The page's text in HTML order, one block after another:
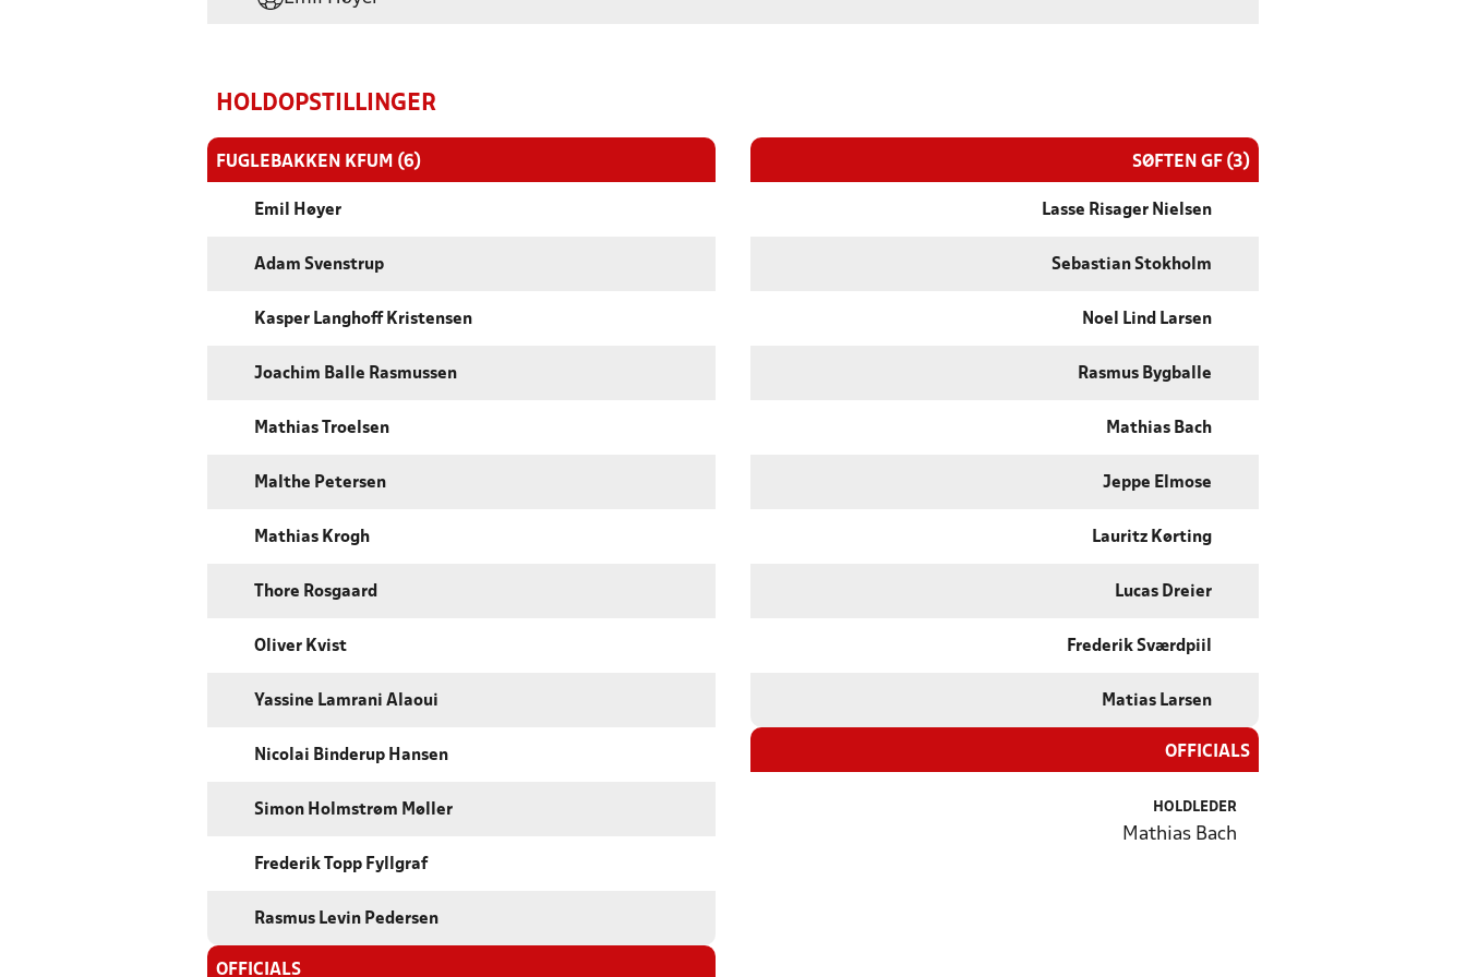
HOLDOPSTILLINGER
FUGLEBAKKEN KFUM (6)
Emil Høyer
Adam Svenstrup
Kasper Langhoff Kristensen
Joachim Balle Rasmussen
Mathias Troelsen
Malthe Petersen
Mathias Krogh
Thore Rosgaard
Oliver Kvist
Yassine Lamrani Alaoui
Nicolai Binderup Hansen
Simon Holmstrøm Møller
Frederik Topp Fyllgraf
Rasmus Levin Pedersen
OFFICIALS
SØFTEN GF (3)
Lasse Risager Nielsen
Sebastian Stokholm
Noel Lind Larsen
Rasmus Bygballe
Mathias Bach
Jeppe Elmose
Lauritz Kørting
Lucas Dreier
Frederik Sværdpiil
Matias Larsen
OFFICIALS
HOLDLEDER
Mathias Bach